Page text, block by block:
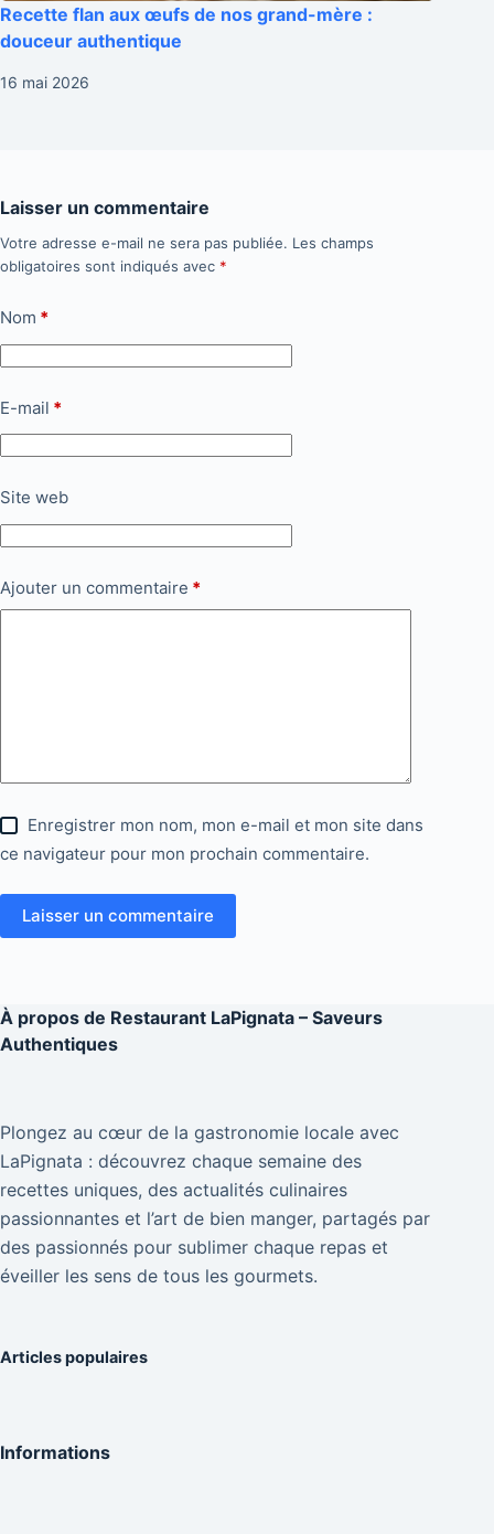
Recette flan aux œufs de nos grand-mère :
douceur authentique
16 mai 2026
Laisser un commentaire
Votre adresse e-mail ne sera pas publiée. Les champs
obligatoires sont indiqués avec *
Nom *
E-mail *
Site web
Ajouter un commentaire *
Enregistrer mon nom, mon e-mail et mon site dans
ce navigateur pour mon prochain commentaire.
Laisser un commentaire
À propos de Restaurant LaPignata – Saveurs
Authentiques
Plongez au cœur de la gastronomie locale avec
LaPignata : découvrez chaque semaine des
recettes uniques, des actualités culinaires
passionnantes et l’art de bien manger, partagés par
des passionnés pour sublimer chaque repas et
éveiller les sens de tous les gourmets.
Articles populaires
Informations